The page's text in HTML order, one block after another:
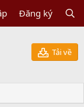
Đăng ký
Tải về